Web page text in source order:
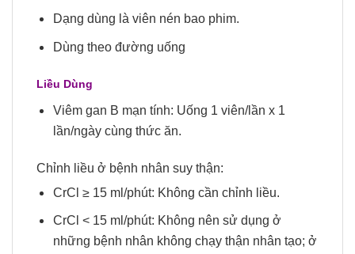
Dạng dùng là viên nén bao phim.
Dùng theo đường uống
Liều Dùng
Viêm gan B mạn tính: Uống 1 viên/lần x 1
lần/ngày cùng thức ăn.
Chỉnh liều ở bệnh nhân suy thận:
CrCl ≥ 15 ml/phút: Không cần chỉnh liều.
CrCl < 15 ml/phút: Không nên sử dụng ở
những bệnh nhân không chạy thận nhân tạo; ở